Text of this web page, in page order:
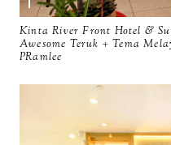
Kinta River Front Hotel &
Awesome Teruk + Tema
PRamlee